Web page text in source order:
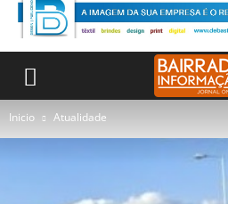
Inicio Atualidade